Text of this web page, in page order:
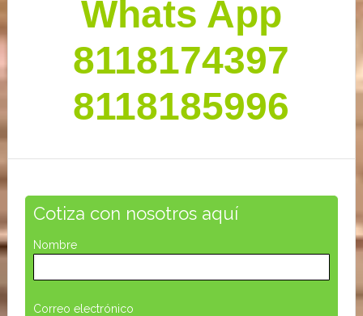
lateral
primaria
Whats App
8118174397
8118185996
Cotiza con nosotros aquí
Nombre
Correo electrónico